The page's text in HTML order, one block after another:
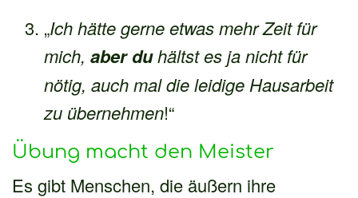
„Ich hätte gerne etwas mehr Zeit für
mich, aber duhältst es ja nicht für
nötig, auch mal die leidige Hausarbeit
zu übernehmen!“
Übung macht den Meister
Es gibt Menschen, die äußern ihre